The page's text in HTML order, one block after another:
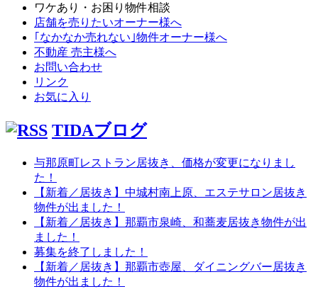
ワケあり・お困り物件相談
店舗を売りたいオーナー様へ
｢なかなか売れない｣物件オーナー様へ
不動産 売主様へ
お問い合わせ
リンク
お気に入り
TIDAブログ
与那原町レストラン居抜き、価格が変更になりまし
た！
【新着／居抜き】中城村南上原、エステサロン居抜き
物件が出ました！
【新着／居抜き】那覇市泉崎、和蕎麦居抜き物件が出
ました！
募集を終了しました！
【新着／居抜き】那覇市壺屋、ダイニングバー居抜き
物件が出ました！